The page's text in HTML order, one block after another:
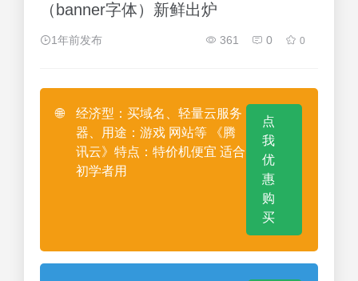
（banner字体）新鲜出炉
1年前发布 361 0 0
🌐
经济型：买域名、轻量云服务
器、用途：游戏 网站等 《腾
讯云》特点：特价机便宜 适合
初学者用
点
我
优
惠
购
买